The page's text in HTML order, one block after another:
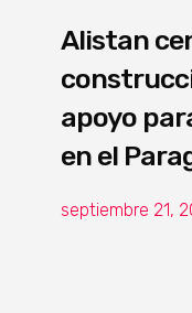
Alistan
apoyo
en el
septiembre 21,